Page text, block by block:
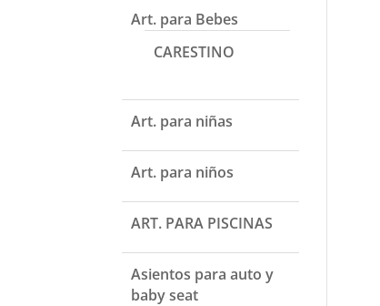
Art. para Bebes
CARESTINO
Art. para niñas
Art. para niños
ART. PARA PISCINAS
Asientos para auto y
baby seat